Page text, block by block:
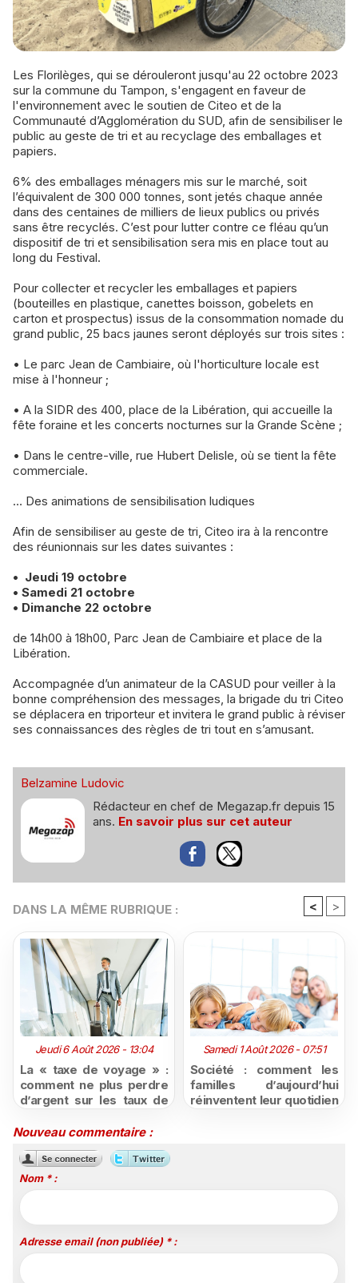
Les Florilèges, qui se dérouleront jusqu'au 22 octobre 2023
sur la commune du Tampon, s'engagent en faveur de
l'environnement avec le soutien de Citeo et de la
Communauté d’Agglomération du SUD, afin de sensibiliser le
public au geste de tri et au recyclage des emballages et
papiers.
6% des emballages ménagers mis sur le marché, soit
l’équivalent de 300 000 tonnes, sont jetés chaque année
dans des centaines de milliers de lieux publics ou privés
sans être recyclés. C’est pour lutter contre ce fléau qu’un
dispositif de tri et sensibilisation sera mis en place tout au
long du Festival.
Pour collecter et recycler les emballages et papiers
(bouteilles en plastique, canettes boisson, gobelets en
carton et prospectus) issus de la consommation nomade du
grand public, 25 bacs jaunes seront déployés sur trois sites :
• Le parc Jean de Cambiaire, où l'horticulture locale est
mise à l'honneur ;
• A la SIDR des 400, place de la Libération, qui accueille la
fête foraine et les concerts nocturnes sur la Grande Scène ;
• Dans le centre-ville, rue Hubert Delisle, où se tient la fête
commerciale.
… Des animations de sensibilisation ludiques
Afin de sensibiliser au geste de tri, Citeo ira à la rencontre
des réunionnais sur les dates suivantes :
• Jeudi 19 octobre
• Samedi 21 octobre
• Dimanche 22 octobre
de 14h00 à 18h00, Parc Jean de Cambiaire et place de la
Libération.
Accompagnée d’un animateur de la CASUD pour veiller à la
bonne compréhension des messages, la brigade du tri Citeo
se déplacera en triporteur et invitera le grand public à réviser
ses connaissances des règles de tri tout en s’amusant.
Belzamine Ludovic
Rédacteur en chef de Megazap.fr depuis 15
ans. En savoir plus sur cet auteur
DANS LA MÊME RUBRIQUE : < >
Jeudi 6 Août 2026 - 13:04
La « taxe de voyage » :
comment ne plus perdre
d’argent sur les taux de
Samedi 1 Août 2026 - 07:51
Société : comment les
familles d’aujourd’hui
réinventent leur quotidien
Nouveau commentaire :
Nom * :
Adresse email (non publiée) * :